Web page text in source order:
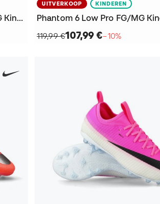
Phantom 6 High Academy FG/MG Kind Voetbalschoenen
UITVERKOOP KINDEREN
119,99 €107,99 €−10%